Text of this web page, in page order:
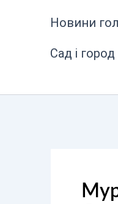
Новини
Сад і город